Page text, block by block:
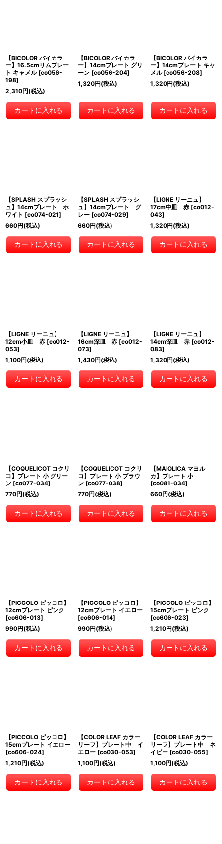
【BICOLOR バイカラ
ー】16.5cmリムプレー
ト キャメル [co056-
198]
2,310円(税込)
カートに入れる
【BICOLOR バイカラ
ー】14cmプレート グリ
ーン [co056-204]
1,320円(税込)
カートに入れる
【BICOLOR バイカラ
ー】14cmプレート キャ
メル [co056-208]
1,320円(税込)
カートに入れる
【SPLASH スプラッシ
ュ】14cmプレート ホ
ワイト [co074-021]
660円(税込)
カートに入れる
【SPLASH スプラッシ
ュ】14cmプレート グ
レー [co074-029]
660円(税込)
カートに入れる
【LIGNE リーニュ】
17cm中皿 赤 [co012-
043]
1,320円(税込)
カートに入れる
【LIGNE リーニュ】
12cm小皿 赤 [co012-
053]
1,100円(税込)
カートに入れる
【LIGNE リーニュ】
16cm深皿 赤 [co012-
073]
1,430円(税込)
カートに入れる
【LIGNE リーニュ】
14cm深皿 赤 [co012-
083]
1,320円(税込)
カートに入れる
【COQUELICOT コクリ
コ】プレート 小 グリー
ン [co077-034]
770円(税込)
カートに入れる
【COQUELICOT コクリ
コ】プレート 小 ブラウ
ン [co077-038]
770円(税込)
カートに入れる
【MAIOLICA マヨル
カ】プレート 小
[co081-034]
660円(税込)
カートに入れる
【PICCOLO ピッコロ】
12cmプレート ピンク
[co606-013]
990円(税込)
カートに入れる
【PICCOLO ピッコロ】
12cmプレート イエロー
[co606-014]
990円(税込)
カートに入れる
【PICCOLO ピッコロ】
15cmプレート ピンク
[co606-023]
1,210円(税込)
カートに入れる
【PICCOLO ピッコロ】
15cmプレート イエロー
[co606-024]
1,210円(税込)
カートに入れる
【COLOR LEAF カラー
リーフ】プレート中 イ
エロー [co030-053]
1,100円(税込)
カートに入れる
【COLOR LEAF カラー
リーフ】プレート中 ネ
イビー [co030-055]
1,100円(税込)
カートに入れる